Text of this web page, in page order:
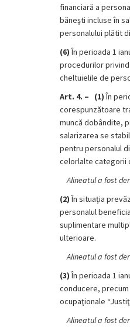
financiară a
băneşti incluse în
personalului plătit
(6)În perioada 1
procedurilor
cheltuielile de
Art. 4. –
(1)În
corespunzătoare
muncă dobândite,
salarizarea se
pentru personalul
celorlalte categorii
Alineatul a fost
(2)În situaţia
personalul
suplimentare
ulterioare.
Alineatul a fost
(3)În perioada 1
conducere,
ocupaţionale
Alineatul a fost